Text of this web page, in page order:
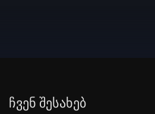
Ჩვენ Შესახებ